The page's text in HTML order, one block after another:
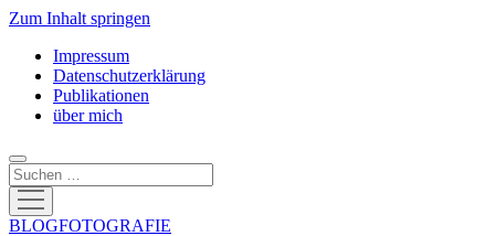
Zum Inhalt springen
Impressum
Datenschutzerklärung
Publikationen
über mich
Suchen
Menü
öffnen
BLOGFOTOGRAFIE